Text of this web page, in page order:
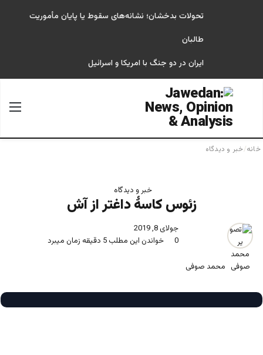
تحولات بدخشان؛ نشانه‌های سقوط یا پایان مأموریت
طالبان
ایران در دو جنگ با امریکا و اسرائیل
جستجو برای
خانه/خبر و دیدگاه
خبر و دیدگاه
زئوس کاسۀ داغتر از آش
محمد صوفی
جولای 8, 2019
0
خواندن این مطلب 5 دقیقه زمان میبرد